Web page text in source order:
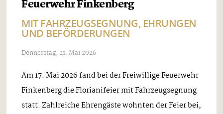
Feuerwehr Finkenberg
MIT FAHRZEUGSEGNUNG, EHRUNGEN
UND BEFÖRDERUNGEN
Donnerstag, 21. Mai 2026
Am 17. Mai 2026 fand bei der Freiwillige Feuerwehr
Finkenberg die Florianifeier mit Fahrzeugsegnung
statt. Zahlreiche Ehrengäste wohnten der Feier bei,